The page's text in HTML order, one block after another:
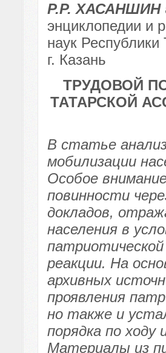
Р.Р. ХАСАНШИН
энциклопедии и
наук Республики
г. Казань
ТРУДОВОЙ
ТАТАРСКОЙ
В статье
мобилизации
Особое
повинности
докладов,
населения в
реакции. На
архивных
проявления
но также и
порядка по ходу
Материалы из